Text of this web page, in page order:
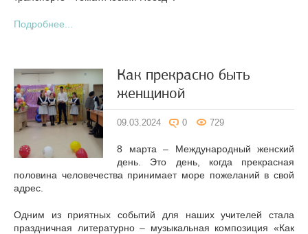
Подробнее...
Как прекрасно быть
женщиной
09.03.2024 0 729
8 марта – Международный женский
день. Это день, когда прекрасная
половина человечества принимает море пожеланий в свой
адрес.
Одним из приятных событий для наших учителей стала
праздничная литературно – музыкальная композиция «Как